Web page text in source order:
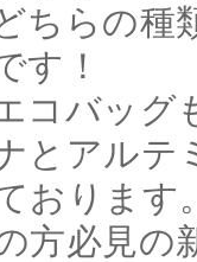
ちらの種
す！
コバッグ
とアルテ
おります。
方必見の